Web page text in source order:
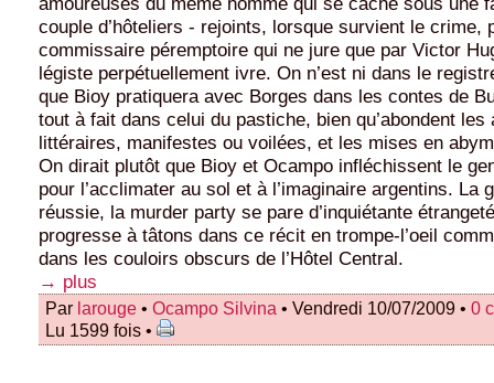
couple d’hôteliers - rejoints, lorsque survient le crime,
commissaire péremptoire qui ne jure que par Victor
légiste perpétuellement ivre. On n’est ni dans le
que Bioy pratiquera avec Borges dans les contes de
tout à fait dans celui du pastiche, bien qu’abondent les
littéraires, manifestes ou voilées, et les mises en
On dirait plutôt que Bioy et Ocampo infléchissent le
pour l’acclimater au sol et à l’imaginaire argentins. La
réussie, la murder party se pare d’inquiétante
progresse à tâtons dans ce récit en trompe-l’oeil
dans les couloirs obscurs de l’Hôtel Central.
→ plus
Par larouge • Ocampo Silvina • Vendredi 10/07/2009 • 0
Lu 1599 fois •